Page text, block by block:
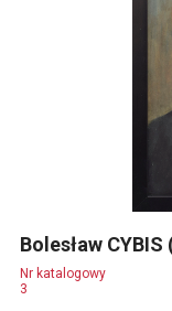
Bolesław
Nr katalogowy
3